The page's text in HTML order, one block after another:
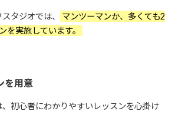
タジオでは、
マンツーマンか、多くても2
を実施しています。
を用意
初心者にわかりやすいレッスンを心掛け